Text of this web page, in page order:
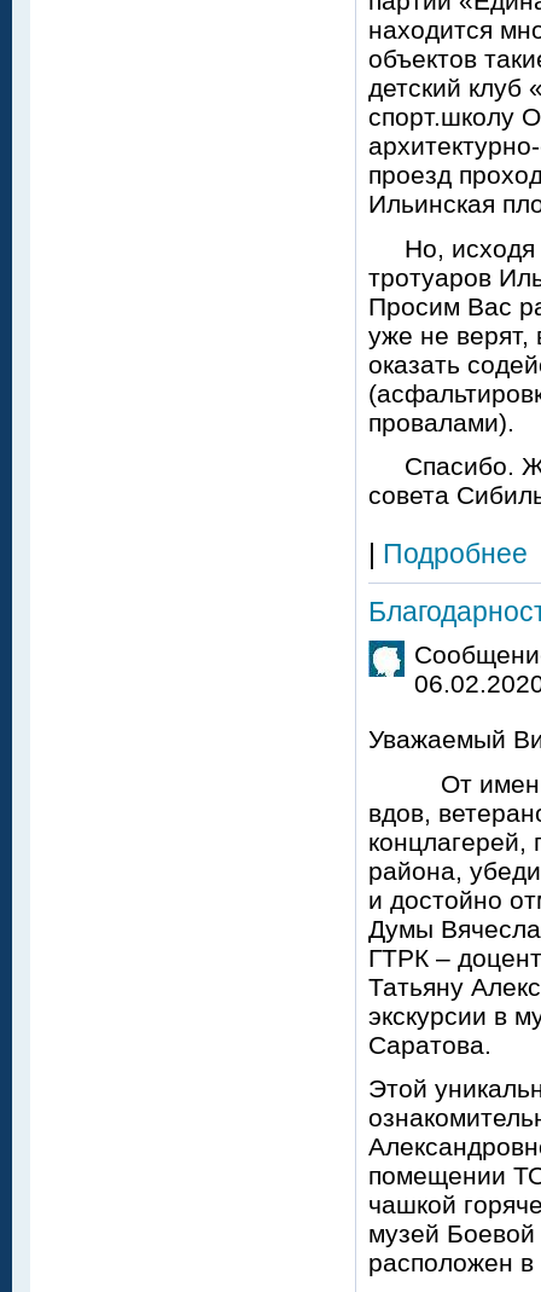
находится
объектов
детский клуб
спорт.школу
проезд
Ильинская
Но, исходя
тротуаров
Просим Вас
уже не верят,
оказать
провалами).
Спасибо.
совета
| Подробнее
Уважаемый
От имени
вдов,
района,
и достойно
Думы
ГТРК –
Татьяну
экскурсии в
Саратова.
Этой
помещении
чашкой
музей
расположен